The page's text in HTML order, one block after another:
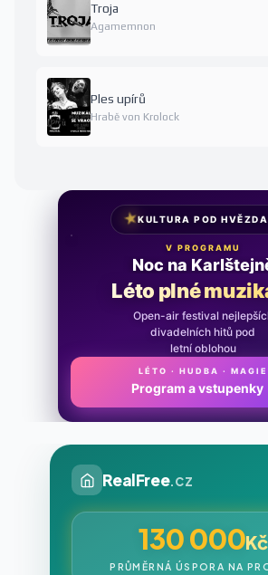
Troja
Agamemnon
Ples upírů
Hrabě von Krolock
★KULTURA POD
V PROGRAMU
Noc na
Léto plné
Open-air festival
divadelních hitů pod
letní oblohou
LÉTO · HUDBA · MAGIE
Program a vstupenky
RealFree.cz
130 000Kč
PRŮMĚRNÁ ÚSPORA NA